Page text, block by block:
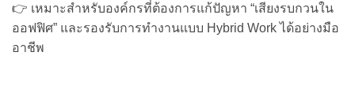
👉 เหมาะสำหรับองค์กรที่ต้องการแก้ปัญหา “เสียงรบกวนใน
ออฟฟิศ” และรองรับการทำงานแบบ Hybrid Work ได้อย่างมือ
อาชีพ